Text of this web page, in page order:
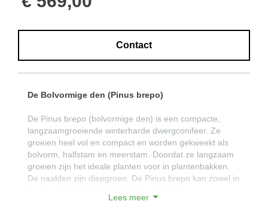
Contact
De Bolvormige den (Pinus brepo)
De Pinus brepo (bolvormige den) is een compacte,
langzaamgroeiende winterharde dwergconifeer. Ze
groeien heel vol en compact en worden gekweekt als
bolvorm, halfstam en meerstam. Doordat ze langzaam
groeien zijn het ideale planten voor in plantenbakken.
De naalden zijn diepgroen. De Pinus brepo kan zowel in
Lees meer